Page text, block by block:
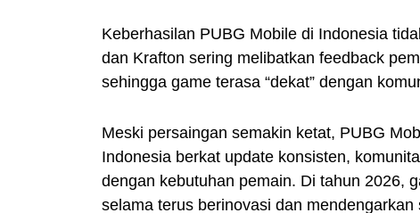
Keberhasilan PUBG Mobile di Indonesia
dan Krafton sering melibatkan feedback
sehingga game terasa “dekat” dengan
Meski persaingan semakin ketat, PUBG
Indonesia berkat update konsisten,
dengan kebutuhan pemain. Di tahun 2026,
selama terus berinovasi dan mendengarkan